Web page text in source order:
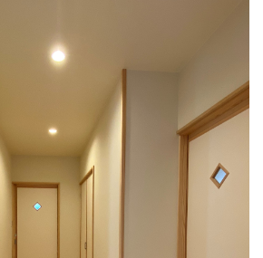
室、水回りがまとまっております。